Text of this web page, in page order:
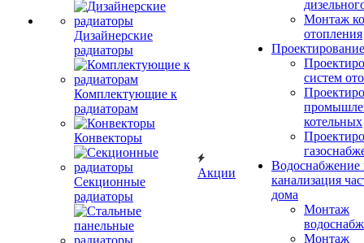
Дизайнерские
радиаторы
Комплектующие к
радиаторам
Конвекторы
Секционные
радиаторы
Акции
Монтаж
отопления
Проектирование
систем
котельных
Водоснабжение
канализация
дома
Монтаж
Монтаж